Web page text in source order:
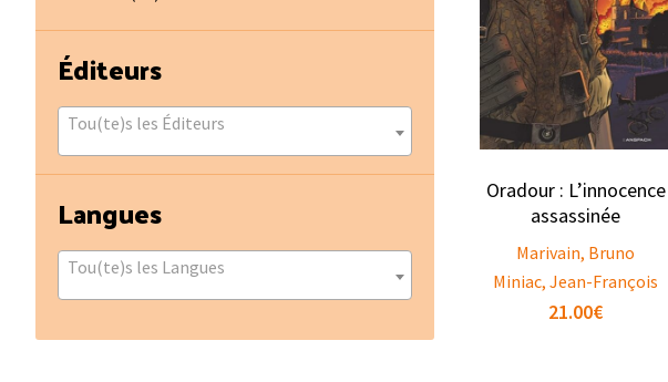
Oradour : L’innocence
assassinée
Marivain, Bruno
Miniac, Jean-François
21.00€
Éditeurs
Tou(te)s les Éditeurs
Langues
Tou(te)s les Langues